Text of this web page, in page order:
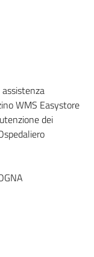
WMS Easystore
dei